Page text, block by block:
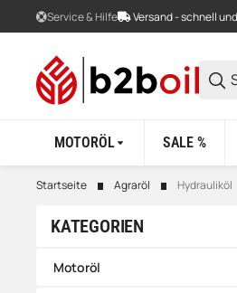
Service & Hilfe Versand - schnell
MOTORÖL SALE %
Startseite Agraröl Hydrauliköl
KATEGORIEN
Motoröl